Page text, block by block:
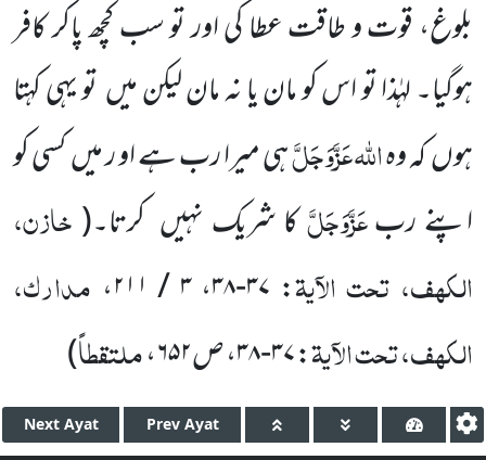
بلوغ، قوت و طاقت عطا کی اور تو سب کچھ پاکر کافر
ہوگیا۔ لہٰذا تو اس کو مان یا نہ مان لیکن میں تو یہی کہتا
ہوں کہ وہاللّٰہعَزَّوَجَلَّہی میرا رب ہے او ر میں کسی کو
اپنے ربعَزَّوَجَلَّکا شریک نہیں کرتا۔(خازن،
الکھف، تحت الآیۃ: ۳۷-۳۸ ،۳ / ۲۱۱ ، مدارک،
الکھف، تحت الآیۃ:۳۷-۳۸ ، ص۶۵۲،ملتقطاً)
Next Ayat Prev Ayat